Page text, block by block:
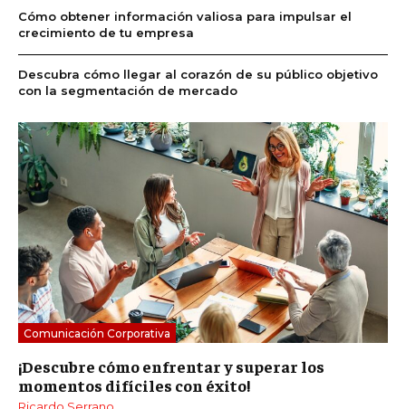
Cómo obtener información valiosa para impulsar el
crecimiento de tu empresa
Descubra cómo llegar al corazón de su público objetivo
con la segmentación de mercado
Comunicación Corporativa
¡Descubre cómo enfrentar y superar los
momentos difíciles con éxito!